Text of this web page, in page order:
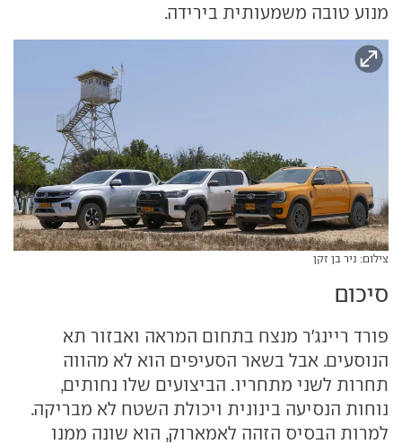
מנוע טובה משמעותית בירידה.
צילום: ניר בן זקן
סיכום
פורד ריינג'ר מנצח בתחום המראה ואבזור תא
הנוסעים. אבל בשאר הסעיפים הוא לא מהווה
תחרות לשני מתחריו. הביצועים שלו נחותים,
נוחות הנסיעה בינונית ויכולת השטח לא מבריקה.
למרות הבסיס הזהה לאמארוק, הוא שונה ממנו